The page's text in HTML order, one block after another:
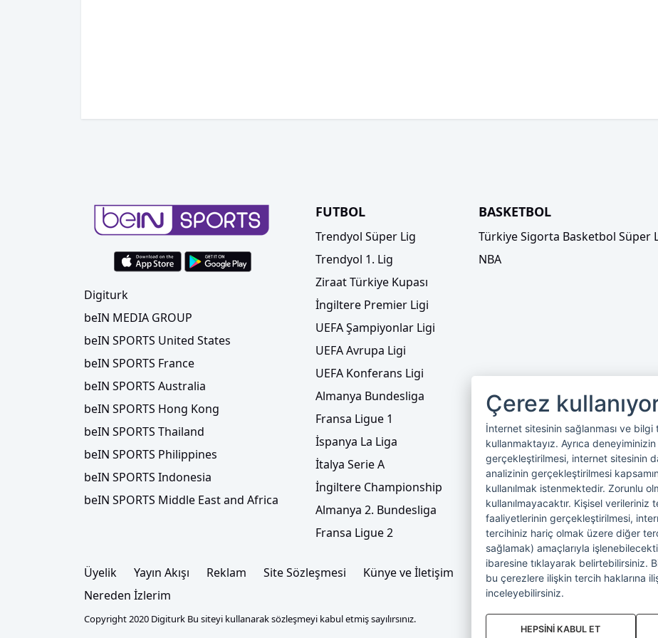
Digiturk
beIN MEDIA GROUP
beIN SPORTS United States
beIN SPORTS France
beIN SPORTS Australia
beIN SPORTS Hong Kong
beIN SPORTS Thailand
beIN SPORTS Philippines
beIN SPORTS Indonesia
beIN SPORTS Middle East and Africa
FUTBOL
Trendyol Süper Lig
Trendyol 1. Lig
Ziraat Türkiye Kupası
İngiltere Premier Ligi
UEFA Şampiyonlar Ligi
UEFA Avrupa Ligi
UEFA Konferans Ligi
Almanya Bundesliga
Fransa Ligue 1
İspanya La Liga
İtalya Serie A
İngiltere Championship
Almanya 2. Bundesliga
Fransa Ligue 2
BASKETBOL
Türkiye Sigorta Basketbol Süper
NBA
Üyelik Yayın Akışı Reklam Site Sözleşmesi Künye ve İletişim Çerez Politikası Çerez Yönetimi
Nereden İzlerim
Copyright 2020 Digiturk Bu siteyi kullanarak sözleşmeyi kabul etmiş sayılırsınız.
Çerez
İnternet sitesinin sağlanması ve
kullanmaktayız. Ayrıca
gerçekleştirilmesi, internet sitesinin
analizinin gerçekleştirilmesi
kullanılmak istenmektedir. Zorunlu
kullanılmayacaktır. Kişisel
faaliyetlerinin gerçekleştirilmesi,
tercihiniz hariç olmak üzere diğer
sağlamak) amaçlarıyla
ibaresine tıklayarak belirtebilirsiniz.
bu çerezlere ilişkin tercih haklarına
inceleyebilirsiniz.
HEPSİNİ KABUL ET